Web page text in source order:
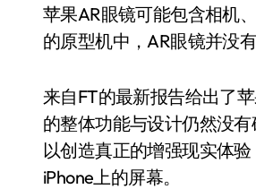
苹果AR眼镜可能包含相机、传感器以及屏幕，并可以创造真正的增强现实体验，不过在一些测试
的原型机中，AR眼镜并没
来自FT的最新报告给出了
的整体功能与设计仍然没
以创造真正的增强现实体
iPhone上的屏幕。